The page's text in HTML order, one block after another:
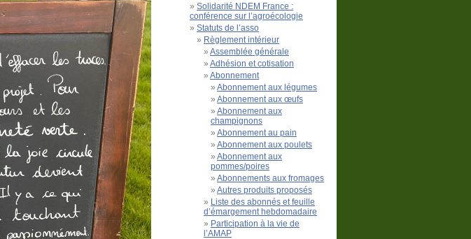
Solidarité NDEM France :
conférence sur l’agroécologie
Statuts de l’asso
Règlement intérieur
Assemblée générale
Adhésion et cotisation
Abonnement
Abonnement aux légumes
Abonnement aux œufs
Abonnement aux
champignons
Abonnement au pain
Abonnement aux poulets
Abonnement aux
pommes/poires
Abonnements aux fromages
Autres produits proposés
Liste des abonnés et feuille
d’émargement hebdomadaire
Participation à la vie de
l’AMAP